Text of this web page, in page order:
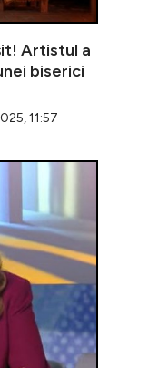
Artistul a
biserici
11:57
acuzat că i-a